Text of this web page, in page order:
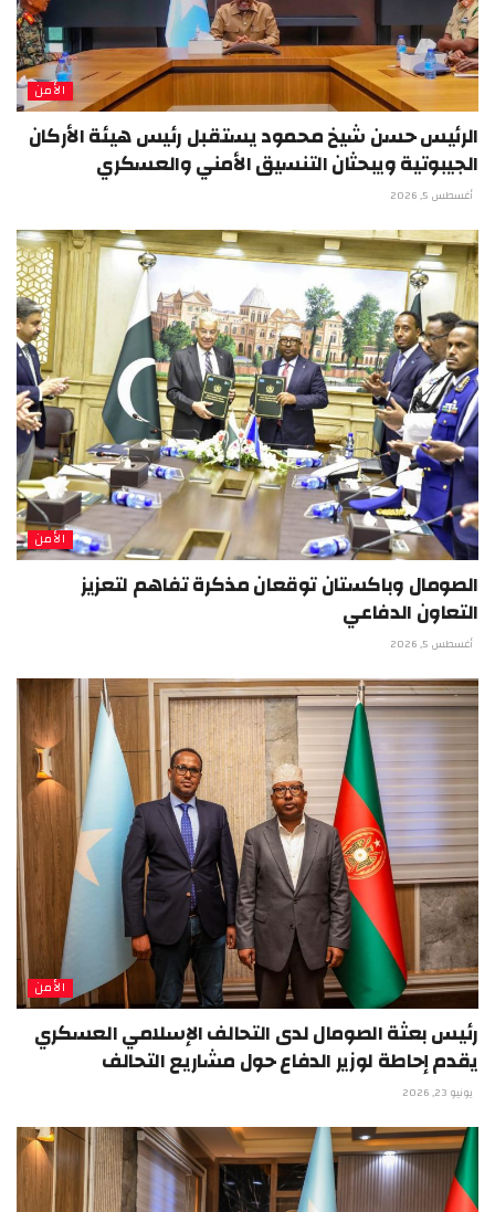
الأمن
الرئيس حسن شيخ محمود يستقبل رئيس هيئة الأركان
الجيبوتية ويبحثان التنسيق الأمني والعسكري
أغسطس 5, 2026
الأمن
الصومال وباكستان توقعان مذكرة تفاهم لتعزيز
التعاون الدفاعي
أغسطس 5, 2026
الأمن
رئيس بعثة الصومال لدى التحالف الإسلامي العسكري
يقدم إحاطة لوزير الدفاع حول مشاريع التحالف
يونيو 23, 2026